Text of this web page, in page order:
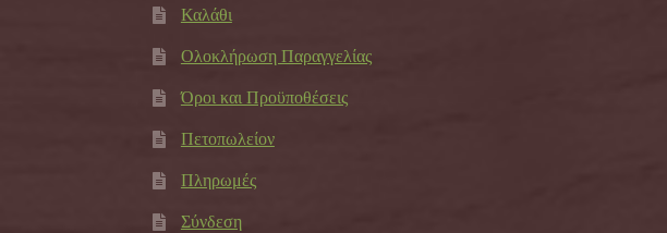
Καλάθι
Ολοκλήρωση Παραγγελίας
Όροι και Προϋποθέσεις
Πετοπωλείον
Πληρωμές
Σύνδεση